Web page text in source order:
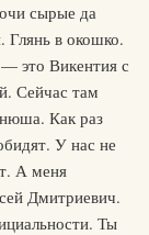
сырые да
Глянь в окошко.
это Викентия с
Сейчас там
Как раз
У нас не
А меня
Дмитриевич.
Ты